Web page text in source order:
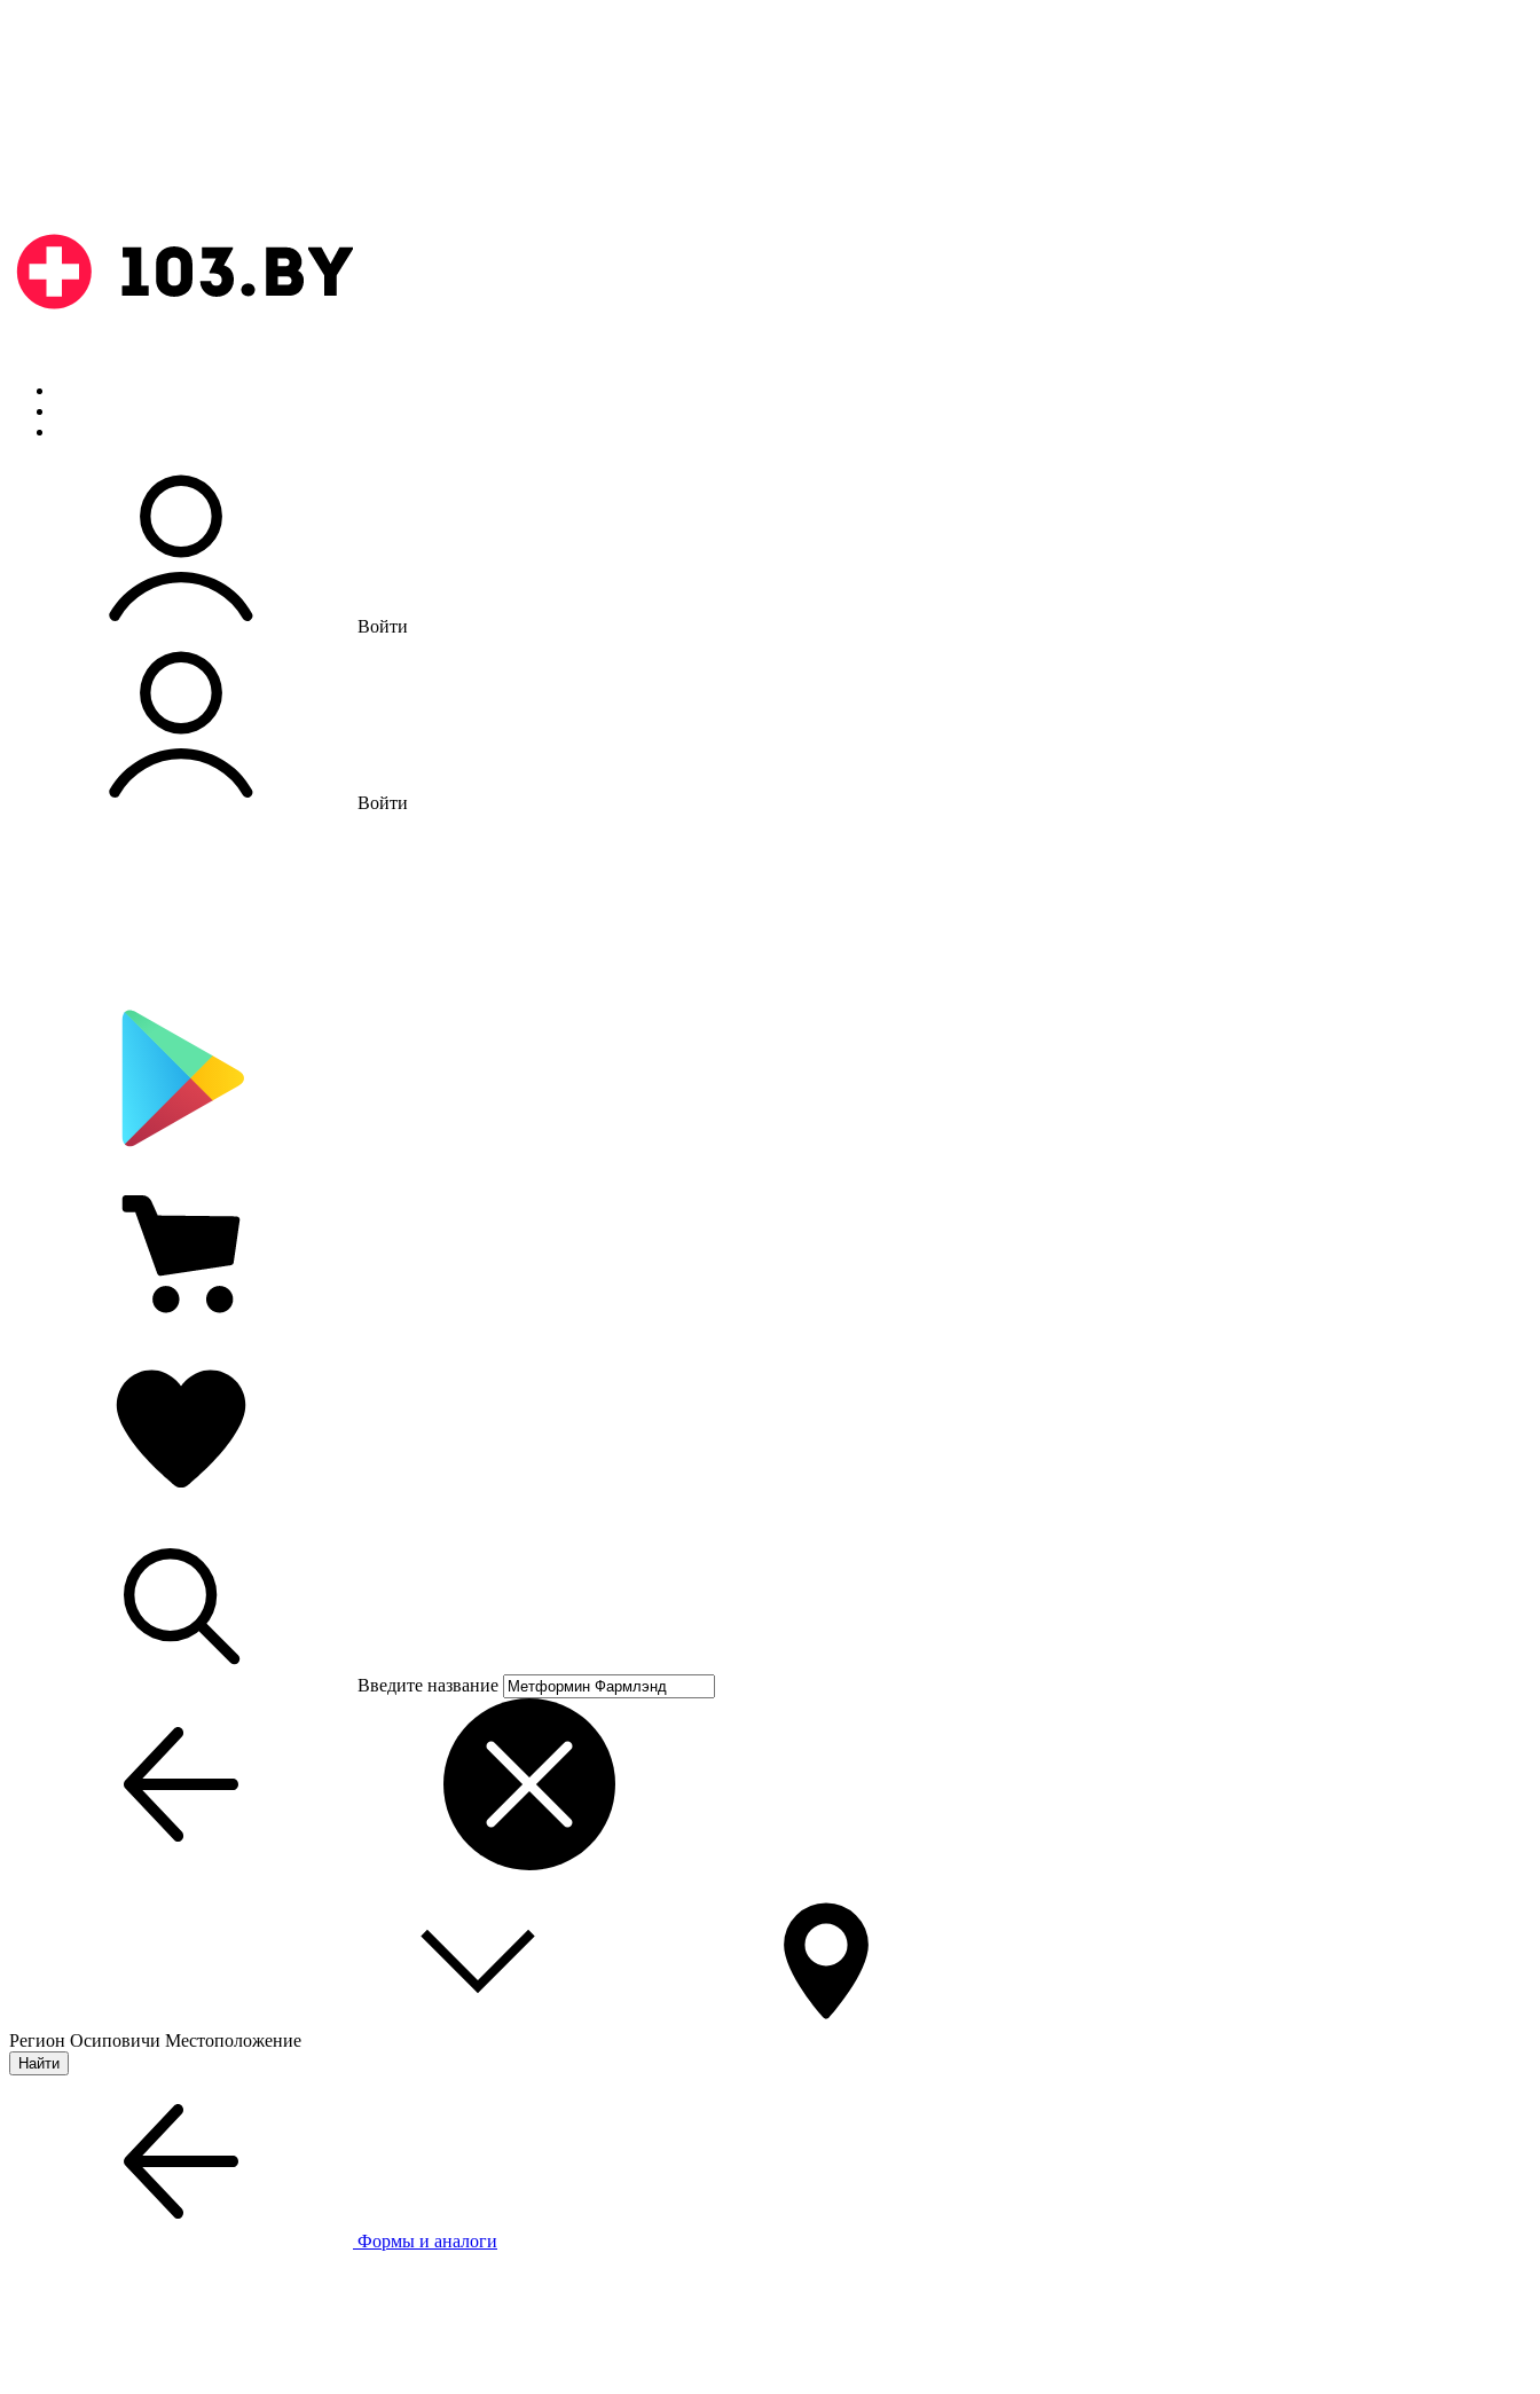
Войти
Войти
Введите название
Регион Осиповичи Местоположение
Формы и аналоги